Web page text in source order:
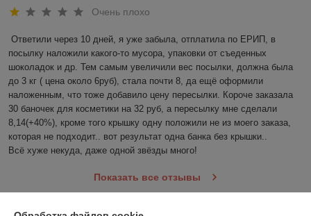
Очень плохо
Ответили через 10 дней, я уже забыла, отплатила по ЕРИП, в
посылку наложили какого-то мусора, упаковки от съеденных
шоколадок и др. Тем самым увеличили вес посылки, должна была
до 3 кг ( цена около 6руб), стала почти 8, да ещё оформили
наложенным, что тоже добавило цену пересылки. Короче заказала
30 баночек для косметики на 32 руб, а пересылку мне сделали
8,14(+40%), кроме того крышку одну положили не из моего заказа,
которая не подходит.. вот результат одна банка без крышки..
Всё хуже некуда, даже одной звёзды много!
Показать все отзывы